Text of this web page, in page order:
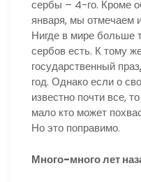
сербы – 4-го. Кроме
января, мы отмечаем
Нигде в мире больше
сербов есть. К тому
государственный
год. Однако если о
известно почти все,
мало кто может
Но это поправимо.
Много-много лет